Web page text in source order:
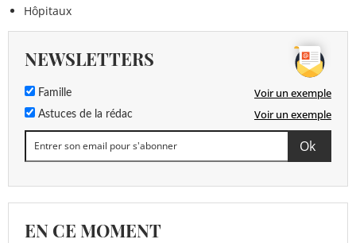
Hôpitaux
NEWSLETTERS
Famille Voir un exemple
Astuces de la rédac Voir un exemple
EN CE MOMENT